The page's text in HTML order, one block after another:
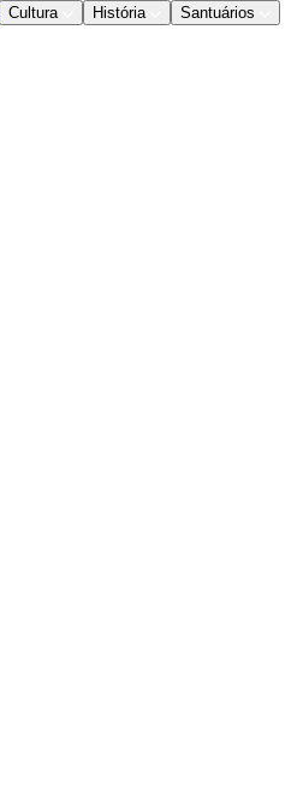
Cultura História
Santuários